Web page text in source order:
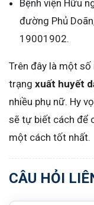
Bệnh viện Hữu
đường Phủ
19001902.
Trên đây là một
trạng xuất huyết
nhiều phụ nữ. Hy
sẽ tự biết cách để
một cách tốt nhất.
CÂU HỎI